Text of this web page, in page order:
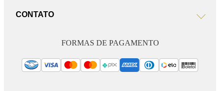
CONTATO
FORMAS DE PAGAMENTO